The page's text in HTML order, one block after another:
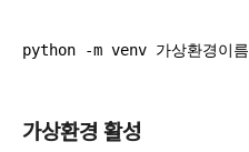
python -m venv 가상환경이름
가상환경 활성